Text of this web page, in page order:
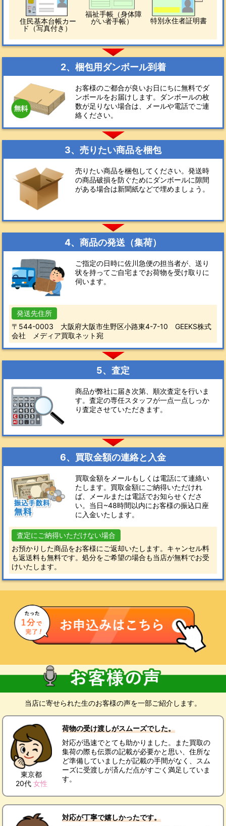
住民基本台帳カー
ド（写真付き）
福祉手帳（身体障
がい者手帳）
特別永住者証明書
2、梱包用ダンボール到着
お客様のご都合が良いお日にちに無料でダ
ンボールをお届けします。ダンボールの枚
数が足りない場合は、メールや電話でご連
絡ください。
3、売りたい商品を梱包
売りたい商品を梱包してください。発送時
の商品破損を防ぐためにダンボールに隙間
がある場合は新聞紙などで埋めましょう。
4、商品の発送（集荷）
ご指定の日時に佐川急便の担当者が、送り
状を持ってご自宅までお荷物を受け取りに
伺います。
発送先住所
〒544-0003 大阪府大阪市生野区小路東4-7-10 GEEKS株式
会社 メディア買取ネット宛
5、査定
商品が弊社に届き次第、順次査定を行いま
す。査定の専任スタッフが一点一点しっか
り査定させていただきます。
6、買取金額の連絡と入金
買取金額をメールもしくは電話にて連絡い
たします。買取金額にご納得いただけれ
ば、メールまたは電話でお知らせくださ
い。当日~48時間以内にお客様の振込口座
に入金いたします。
査定にご納得いただけない場合
お預かりした商品をお客様にご返却いたします。キャンセル料
も返送料も無料です。処分をご希望の場合も当店が無料でお受
けいたします。
当店に寄せられた生のお客様の声を一部ご紹介します。
東京都
20代 女性
荷物の受け渡しがスムーズでした。
対応が迅速でとても助かりました。また買取の
集荷の際も伝票の記載が必要かと思い、住所な
ど準備していましたが記載の手間がなく、スム
ーズに受渡しが済んだ点がすごく満足していま
す。
対応が丁寧で嬉しかったです。